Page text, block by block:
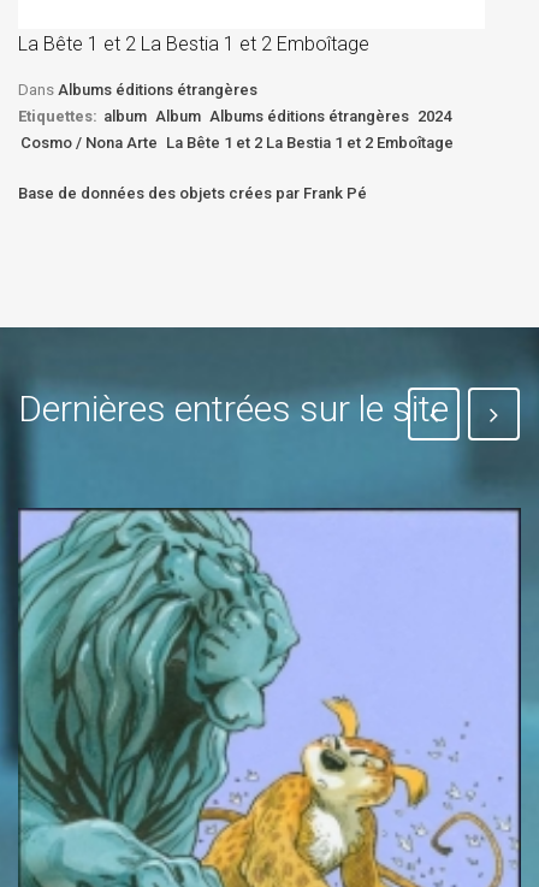
La Bête 1 et 2 La Bestia 1 et 2 Emboîtage
Dans Albums éditions étrangères
Etiquettes: album Album Albums éditions étrangères 2024
Cosmo / Nona Arte La Bête 1 et 2 La Bestia 1 et 2 Emboîtage
Base de données des objets crées par Frank Pé
Dernières entrées sur le site